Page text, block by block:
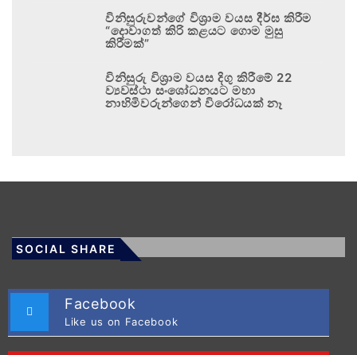
විනිසුරුවන්ගේ විශ්‍රාම වයස දීර්ඝ කිරීම
“දොවාගත් කිරි කළයට ගොම මුසු
කිරීමක්”
විනිසුරු විශ්‍රාම වයස දිගු කිරීමේ 22
ව්‍යවස්ථා සංශෝධනයට මහා
නාහිමිවරුන්ගෙන් විරෝධයක් නෑ
SOCIAL SHARE
Facebook
Like us on Facebook